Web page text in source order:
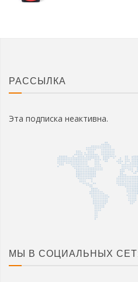
РАССЫЛКА
Эта подписка неактивна.
МЫ В СОЦИАЛЬНЫХ